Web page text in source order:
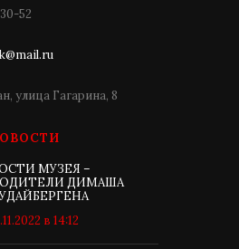
52
улица Гагарина, 8
МУЗЕЯ –
ДИМАША
в 14:12